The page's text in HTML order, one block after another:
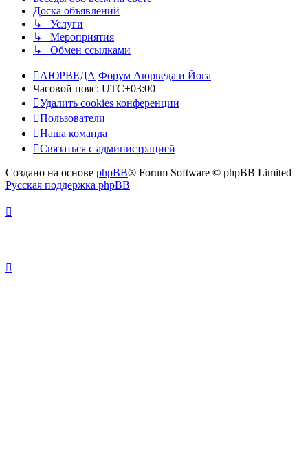
Доска объявлений
↳ Услуги
↳ Мероприятия
↳ Обмен ссылками
АЮРВЕДА Форум Аюрведа и Йога
Часовой пояс: UTC+03:00
Удалить cookies конференции
Пользователи
Наша команда
Связаться с администрацией
Создано на основе phpBB® Forum Software © phpBB Limited
Русская поддержка phpBB